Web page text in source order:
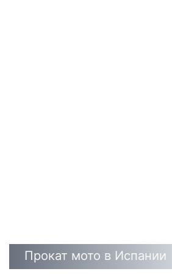
Прокат мото в Испании